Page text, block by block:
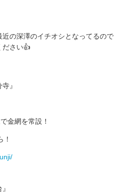
の深澤のイチオシとなってるので
ださい👍
』
金網を常設！